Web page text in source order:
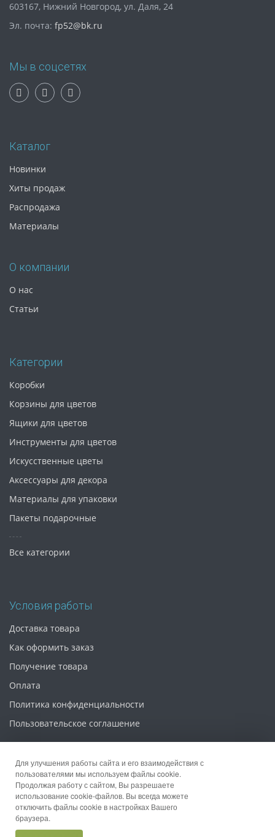
603167, Нижний Новгород, ул. Даля, 24
Эл. почта: fp52@bk.ru
Мы в соцсетях
Каталог
Новинки
Хиты продаж
Распродажа
Материалы
О компании
О нас
Статьи
Категории
Коробки
Корзины для цветов
Ящики для цветов
Инструменты для цветов
Искусственные цветы
Аксессуары для декора
Материалы для упаковки
Пакеты подарочные
Все категории
Условия работы
Доставка товара
Как оформить заказ
Получение товара
Оплата
Политика конфиденциальности
Пользовательское соглашение
© 2026 Интернет магазин «Упаковка 52»
Для улучшения работы сайта и его взаимодействия с
пользователями мы используем файлы cookie.
Продолжая работу с сайтом, Вы разрешаете
использование cookie-файлов. Вы всегда можете
отключить файлы cookie в настройках Вашего
браузера.